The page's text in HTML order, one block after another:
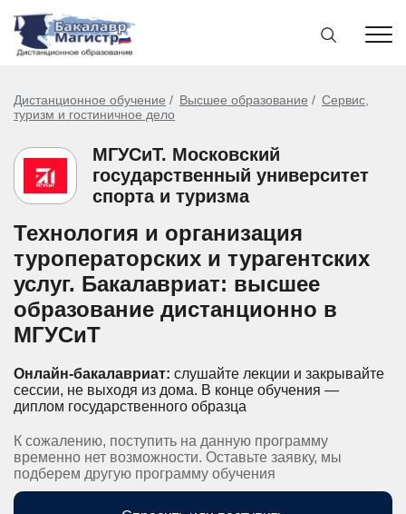
Дистанционное обучение Высшее образование
Сервис,
туризм и гостиничное дело
МГУСиТ. Московский
государственный университет
спорта и туризма
Технология и организация
туроператорских и турагентских
услуг. Бакалавриат: высшее
образование дистанционно в
МГУСиТ
Онлайн-бакалавриат: слушайте лекции и закрывайте
сессии, не выходя из дома. В конце обучения —
диплом государственного образца
К сожалению, поступить на данную программу
временно нет возможности. Оставьте заявку, мы
подберем другую программу обучения